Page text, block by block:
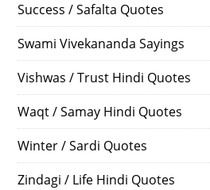
Success / Safalta Quotes
Swami Vivekananda Sayings
Vishwas / Trust Hindi Quotes
Waqt / Samay Hindi Quotes
Winter / Sardi Quotes
Zindagi / Life Hindi Quotes